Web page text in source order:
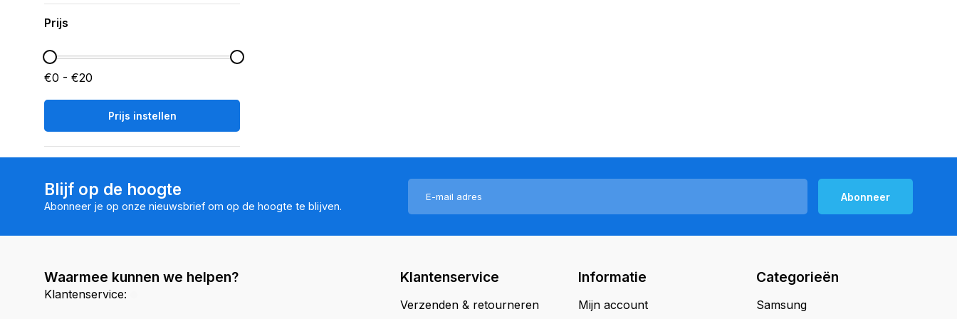
Prijs
€0 - €20
Prijs instellen
Blijf op de hoogte
Abonneer je op onze nieuwsbrief om op de hoogte te blijven.
Abonneer
Waarmee kunnen we helpen?
Klantenservice:
Klantenservice
Verzenden & retourneren
Informatie
Mijn account
Categorieën
Samsung